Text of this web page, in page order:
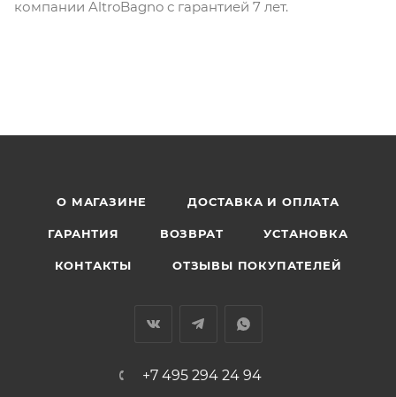
компании AltroBagno с гарантией 7 лет.
О МАГАЗИНЕ ДОСТАВКА И ОПЛАТА
ГАРАНТИЯ ВОЗВРАТ УСТАНОВКА
КОНТАКТЫ ОТЗЫВЫ ПОКУПАТЕЛЕЙ
+7 495 294 24 94